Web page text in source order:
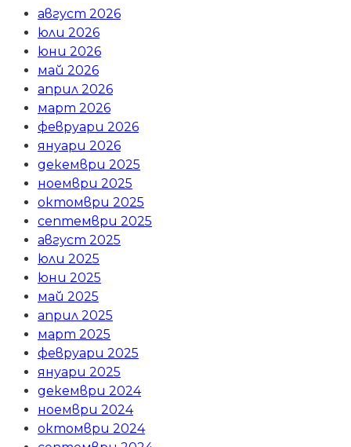
август 2026
юли 2026
юни 2026
май 2026
април 2026
март 2026
февруари 2026
януари 2026
декември 2025
ноември 2025
октомври 2025
септември 2025
август 2025
юли 2025
юни 2025
май 2025
април 2025
март 2025
февруари 2025
януари 2025
декември 2024
ноември 2024
октомври 2024